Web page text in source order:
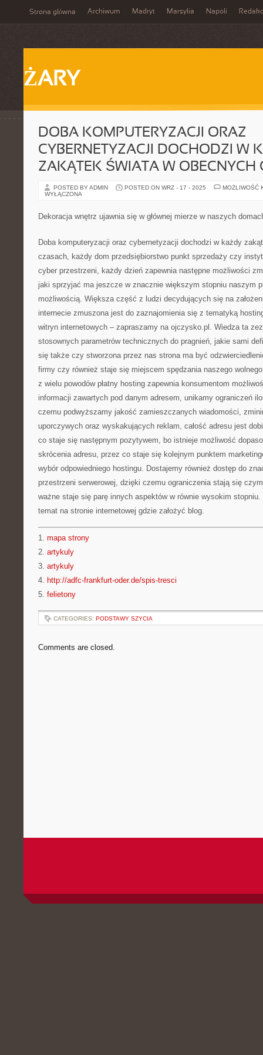
Strona główna Archiwum Madryt Marsylia Napoli
ŻARY
DOBA KOMPUTERYZACJI ORAZ
CYBERNETYZACJI DOCHODZI W
ZAKĄTEK ŚWIATA W OBECNYCH
POSTED BY ADMIN POSTED ON WRZ - 17 - 2025
MOŻLIWOŚĆ
WYŁĄCZONA
Dekoracja wnętrz ujawnia się w głównej mierze w naszych
Doba komputeryzacji oraz cybernetyzacji dochodzi w każdy
czasach, każdy dom przedsiębiorstwo punkt sprzedaży czy
cyber przestrzeni, każdy dzień zapewnia następne możliwości
jaki sprzyjać ma jeszcze w znacznie większym stopniu naszym
możliwością. Większa część z ludzi decydujących się na
internecie zmuszona jest do zaznajomienia się z tematyką
witryn internetowych – zapraszamy na ojczysko.pl. Wiedza ta
stosownych parametrów technicznych do pragnień, jakie sami
się także czy stworzona przez nas strona ma być
firmy czy również staje się miejscem spędzania naszego
z wielu powodów płatny hosting zapewnia konsumentom
informacji zawartych pod danym adresem, unikamy ograniczeń
czemu podwyższamy jakość zamieszczanych wiadomości,
uporczywych oraz wyskakujących reklam, całość adresu jest
co staje się następnym pozytywem, bo istnieje możliwość
skrócenia adresu, przez co staje się kolejnym punktem
wybór odpowiedniego hostingu. Dostajemy również dostęp do
przestrzeni serwerowej, dzięki czemu ograniczenia stają się
ważne staje się parę innych aspektów w równie wysokim
temat na stronie internetowej gdzie założyć blog.
1. mapa strony
2. artykuly
3. artykuly
4. http://adfc-frankfurt-oder.de/spis-tresci
5. felietony
CATEGORIES: PODSTAWY SZYCIA
Comments are closed.